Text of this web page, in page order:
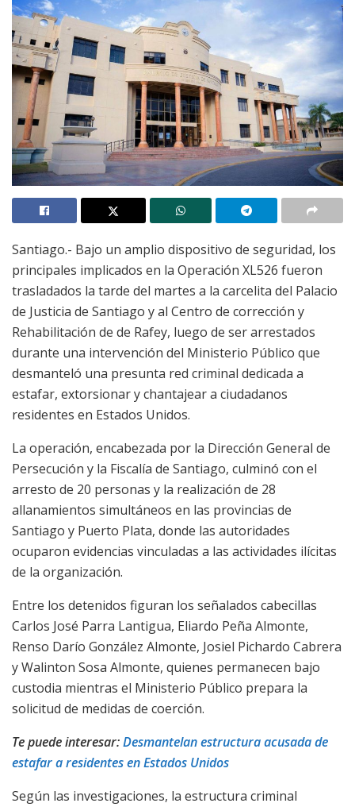
Santiago.- Bajo un amplio dispositivo de seguridad, los
principales implicados en la Operación XL526 fueron
trasladados la tarde del martes a la carcelita del Palacio
de Justicia de Santiago y al Centro de corrección y
Rehabilitación de de Rafey, luego de ser arrestados
durante una intervención del Ministerio Público que
desmanteló una presunta red criminal dedicada a
estafar, extorsionar y chantajear a ciudadanos
residentes en Estados Unidos.
La operación, encabezada por la Dirección General de
Persecución y la Fiscalía de Santiago, culminó con el
arresto de 20 personas y la realización de 28
allanamientos simultáneos en las provincias de
Santiago y Puerto Plata, donde las autoridades
ocuparon evidencias vinculadas a las actividades ilícitas
de la organización.
Entre los detenidos figuran los señalados cabecillas
Carlos José Parra Lantigua, Eliardo Peña Almonte,
Renso Darío González Almonte, Josiel Pichardo Cabrera
y Walinton Sosa Almonte, quienes permanecen bajo
custodia mientras el Ministerio Público prepara la
solicitud de medidas de coerción.
Te puede interesar:Desmantelan estructura acusada de
estafar a residentes en Estados Unidos
Según las investigaciones, la estructura criminal